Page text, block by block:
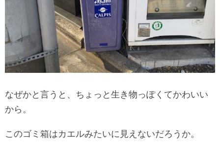
なぜかと言うと、ちょっと生き物っぽくてかわいい
から。
このゴミ箱はカエルみたいに見えないだろうか。